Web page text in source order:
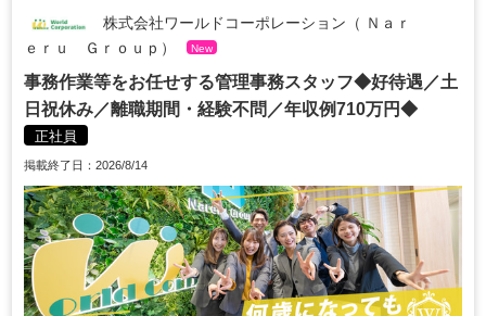
株式会社ワールドコーポレーション（ Ｎａｒ
ｅｒｕ Ｇｒｏｕｐ）
New
事務作業等をお任せする管理事務スタッフ◆好待遇／土
日祝休み／離職期間・経験不問／年収例710万円◆
正社員
掲載終了日：2026/8/14